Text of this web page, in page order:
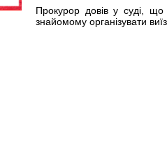
Прокурор довів у суді, що
знайомому організувати